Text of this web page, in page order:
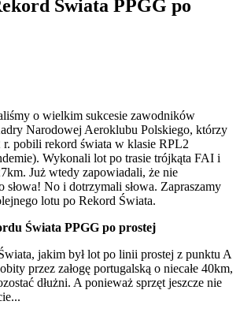
Świata PPGG po
o wielkim sukcesie zawodników
Narodowej Aeroklubu Polskiego, którzy
r. pobili rekord świata w klasie RPL2
Wykonali lot po trasie trójkąta FAI i
Już wtedy zapowiadali, że nie
słowa! No i dotrzymali słowa. Zapraszamy
lotu po Rekord Świata.
Świata PPGG po prostej
jakim był lot po linii prostej z punktu A
przez załogę portugalską o niecałe 40km,
dłużni. A ponieważ sprzęt jeszcze nie